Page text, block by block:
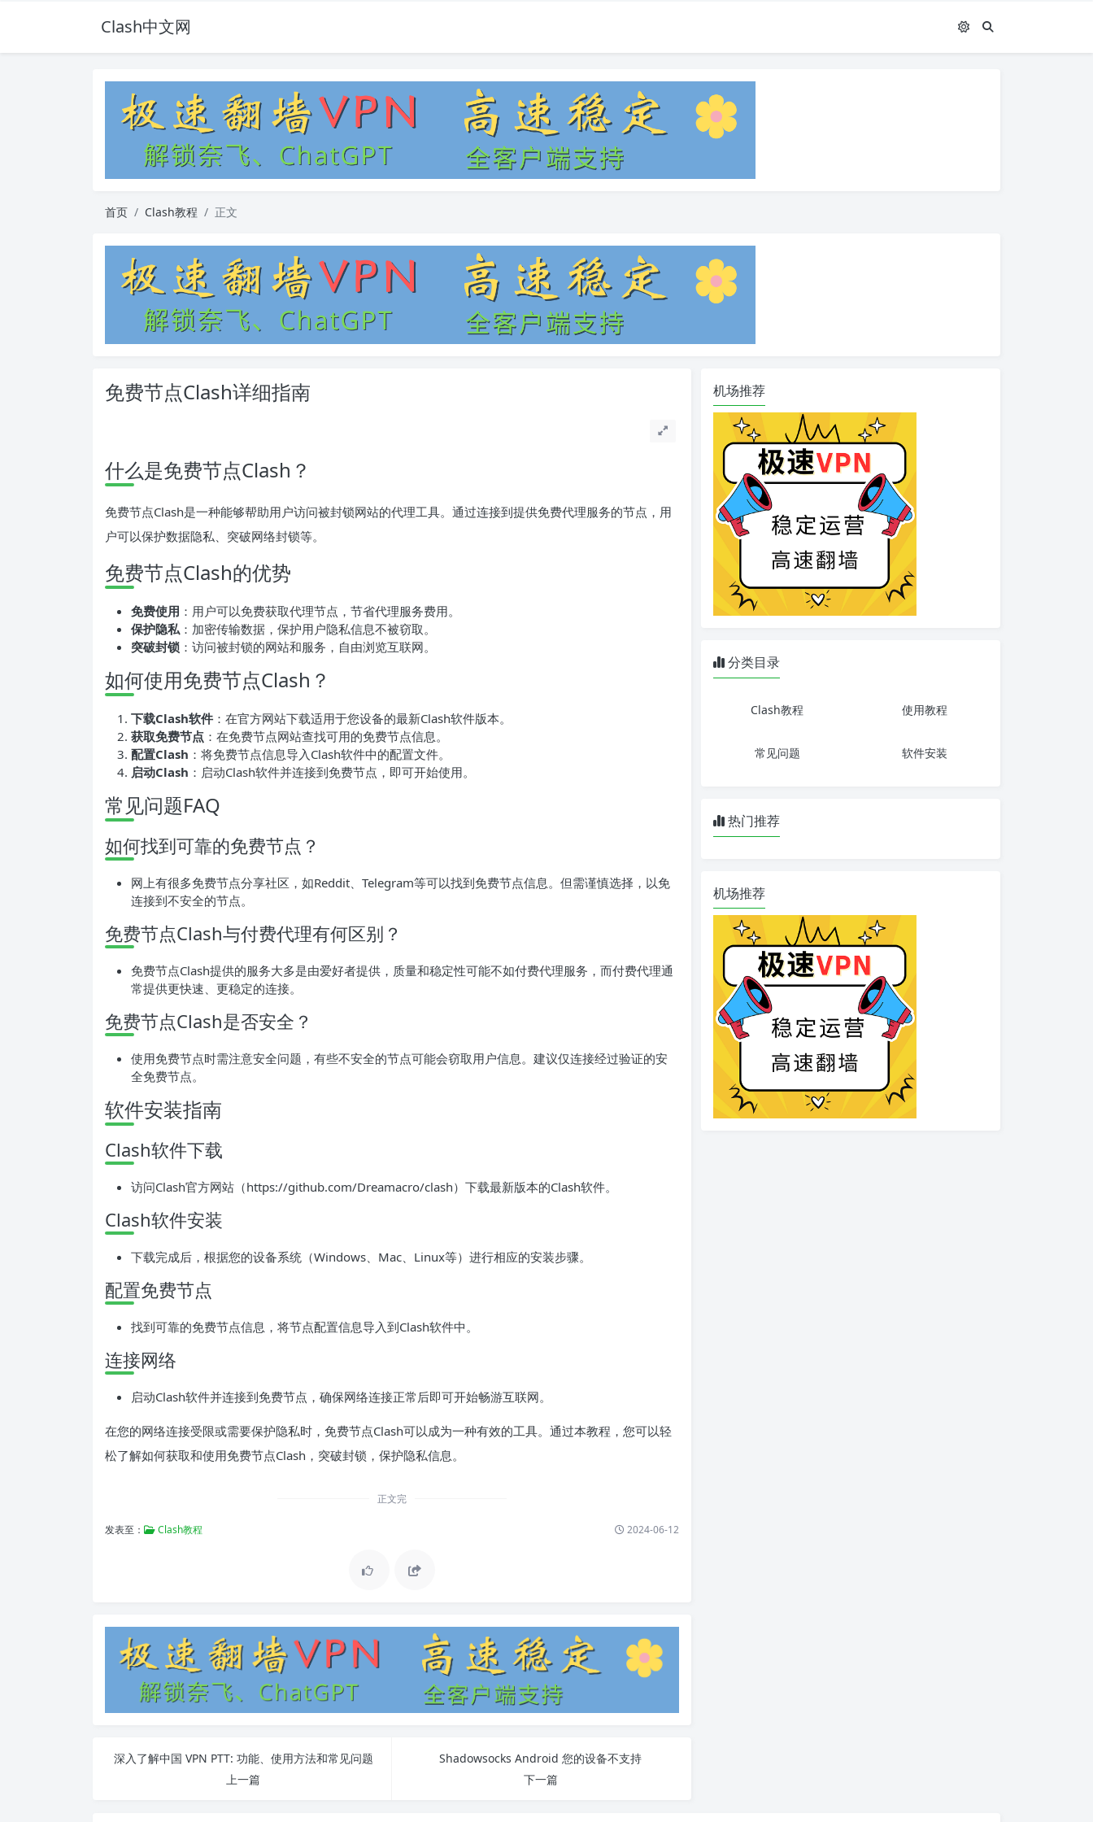
Clash中文网
首页 Clash教程 正文
免费节点Clash详细指南
什么是免费节点Clash？
免费节点Clash是一种能够帮助用户访问被封锁网站的代理工具。通过连接到提供免费代理服务的节点，用
户可以保护数据隐私、突破网络封锁等。
免费节点Clash的优势
免费使用 ：用户可以免费获取代理节点，节省代理服务费用。
保护隐私 ：加密传输数据，保护用户隐私信息不被窃取。
突破封锁 ：访问被封锁的网站和服务，自由浏览互联网。
如何使用免费节点Clash？
下载Clash软件 ：在官方网站下载适用于您设备的最新Clash软件版本。
获取免费节点 ：在免费节点网站查找可用的免费节点信息。
配置Clash ：将免费节点信息导入Clash软件中的配置文件。
启动Clash ：启动Clash软件并连接到免费节点，即可开始使用。
常见问题FAQ
如何找到可靠的免费节点？
网上有很多免费节点分享社区，如Reddit、Telegram等可以找到免费节点信息。但需谨慎选择，以免
连接到不安全的节点。
免费节点Clash与付费代理有何区别？
免费节点Clash提供的服务大多是由爱好者提供，质量和稳定性可能不如付费代理服务，而付费代理通
常提供更快速、更稳定的连接。
免费节点Clash是否安全？
使用免费节点时需注意安全问题，有些不安全的节点可能会窃取用户信息。建议仅连接经过验证的安
全免费节点。
软件安装指南
Clash软件下载
访问Clash官方网站（https://github.com/Dreamacro/clash）下载最新版本的Clash软件。
Clash软件安装
下载完成后，根据您的设备系统（Windows、Mac、Linux等）进行相应的安装步骤。
配置免费节点
找到可靠的免费节点信息，将节点配置信息导入到Clash软件中。
连接网络
启动Clash软件并连接到免费节点，确保网络连接正常后即可开始畅游互联网。
在您的网络连接受限或需要保护隐私时，免费节点Clash可以成为一种有效的工具。通过本教程，您可以轻
松了解如何获取和使用免费节点Clash，突破封锁，保护隐私信息。
正文完
发表至： Clash教程 2024-06-12
深入了解中国 VPN PTT: 功能、使用方法和常见问题
上一篇
Shadowsocks Android 您的设备不支持
下一篇
机场推荐
分类目录
Clash教程 使用教程
常见问题 软件安装
热门推荐
机场推荐